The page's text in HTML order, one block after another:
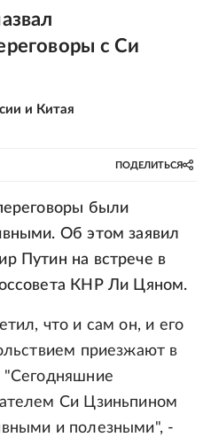
с Си
и Китая
ПОДЕЛИТЬСЯ
были
Об этом заявил
Путин на встрече в
КНР Ли Цяном.
что и сам он, и его
приезжают в
"Сегодняшние
Си Цзиньпином
и полезными", -